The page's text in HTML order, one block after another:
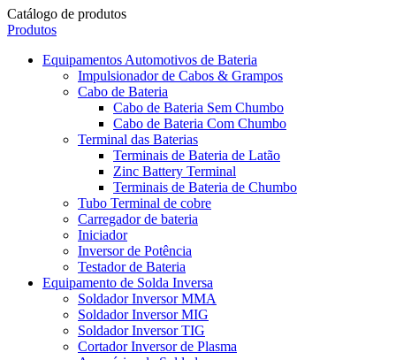
Catálogo de produtos
Produtos
Equipamentos Automotivos de Bateria
Impulsionador de Cabos & Grampos
Cabo de Bateria
Cabo de Bateria Sem Chumbo
Cabo de Bateria Com Chumbo
Terminal das Baterias
Terminais de Bateria de Latão
Zinc Battery Terminal
Terminais de Bateria de Chumbo
Tubo Terminal de cobre
Carregador de bateria
Iniciador
Inversor de Potência
Testador de Bateria
Equipamento de Solda Inversa
Soldador Inversor MMA
Soldador Inversor MIG
Soldador Inversor TIG
Cortador Inversor de Plasma